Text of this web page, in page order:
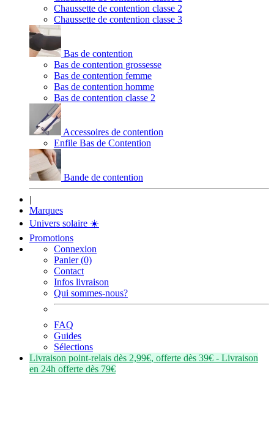
Chaussette de contention classe 2
Chaussette de contention classe 3
Bas de contention
Bas de contention grossesse
Bas de contention femme
Bas de contention homme
Bas de contention classe 2
Accessoires de contention
Enfile Bas de Contention
Bande de contention
|
Marques
Univers solaire ☀️
Promotions
Connexion
Panier (0)
Contact
Infos livraison
Qui sommes-nous?
FAQ
Guides
Sélections
Livraison point-relais dès 2,99€, offerte dès 39€ - Livraison
en 24h offerte dès 79€